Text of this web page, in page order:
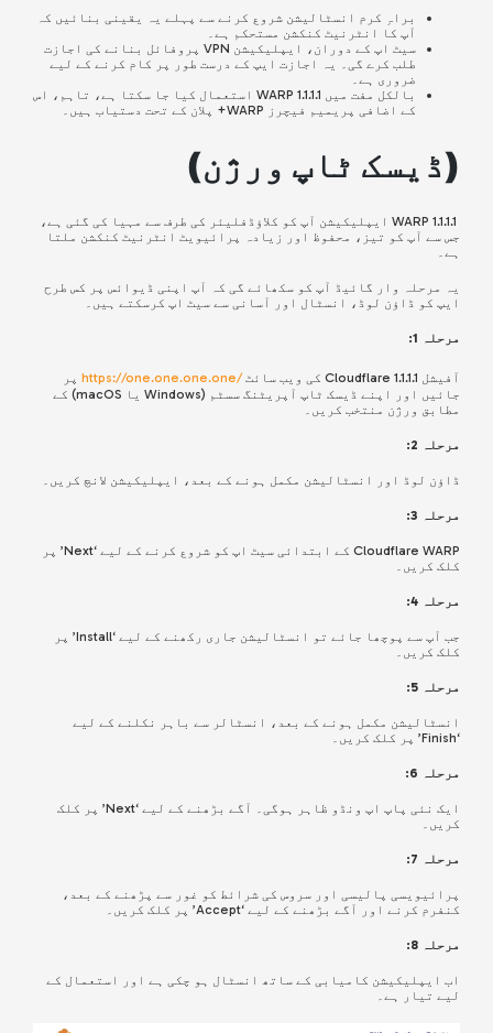
براہِ کرم انسٹالیشن شروع کرنے سے پہلے یہ یقینی بنائیں کہ
آپ کا انٹرنیٹ کنکشن مستحکم ہے۔
سیٹ اپ کے دوران، ایپلیکیشن VPN پروفائل بنانے کی اجازت
طلب کرے گی۔ یہ اجازت ایپ کے درست طور پر کام کرنے کے لیے
ضروری ہے۔
بالکل مفت میں WARP 1.1.1.1 استعمال کیا جا سکتا ہے، تاہم، اس
کے اضافی پریمیم فیچرز WARP+ پلان کے تحت دستیاب ہیں۔
(ڈیسک ٹاپ ورژن)
WARP 1.1.1.1 ایپلیکیشن آپ کو کلاؤڈفلیئر کی طرف سے مہیا کی گئی ہے،
جس سے آپ کو تیز، محفوظ اور زیادہ پرائیویٹ انٹرنیٹ کنکشن ملتا
ہے۔
یہ مرحلہ وار گائیڈ آپ کو سکھائے گی کہ آپ اپنی ڈیوائس پر کس طرح
ایپ کو ڈاؤن لوڈ، انسٹال اور آسانی سے سیٹ اپ کرسکتے ہیں۔
مرحلہ 1:
آفیشل Cloudflare 1.1.1.1 کی ویب سائٹ /https://one.one.one.one
پر
جائیں اور اپنے ڈیسک ٹاپ آپریٹنگ سسٹم (Windows یا macOS) کے
مطابق ورژن منتخب کریں۔
مرحلہ 2:
ڈاؤن لوڈ اور انسٹالیشن مکمل ہونے کے بعد، ایپلیکیشن لانچ کریں۔
مرحلہ 3:
Cloudflare WARP کے ابتدائی سیٹ اپ کو شروع کرنے کے لیے ‘Next’ پر
کلک کریں۔
مرحلہ 4:
جب آپ سے پوچھا جائے تو انسٹالیشن جاری رکھنے کے لیے ‘Install’ پر
کلک کریں۔
مرحلہ 5:
انسٹالیشن مکمل ہونے کے بعد، انسٹالر سے باہر نکلنے کے لیے
‘Finish’ پر کلک کریں۔
مرحلہ 6:
ایک نئی پاپ اپ ونڈو ظاہر ہوگی۔ آگے بڑھنے کے لیے ‘Next’ پر کلک
کریں۔
مرحلہ 7:
پرائیویسی پالیسی اور سروس کی شرائط کو غور سے پڑھنے کے بعد،
کنفرم کرنے اور آگے بڑھنے کے لیے ‘Accept’ پر کلک کریں۔
مرحلہ 8:
اب ایپلیکیشن کامیابی کے ساتھ انسٹال ہو چکی ہے اور استعمال کے
لیے تیار ہے۔